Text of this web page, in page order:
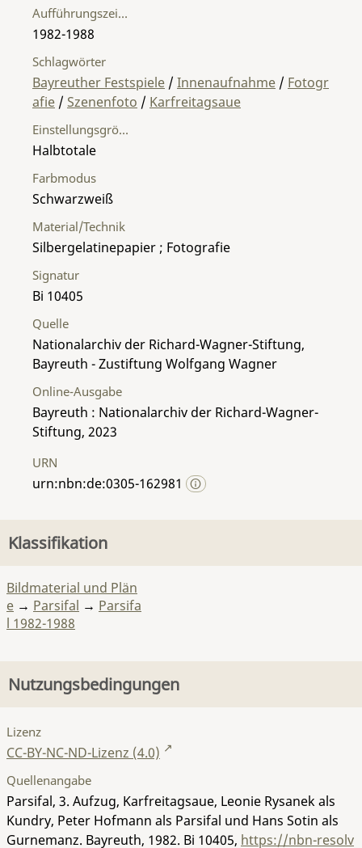
Material/Technik
Silbergelatinepapier ; Fotografie
Einstellungsgröße
Halbtotale
Farbmodus
Schwarzweiß
Aufführungszeitraum
1982-1988
Signatur
Bi 10405
Quelle
Nationalarchiv der Richard-Wagner-Stiftung,
Bayreuth - Zustiftung Wolfgang Wagner
Schlagwörter
Bayreuther Festspiele / Innenaufnahme / Fotogr
afie / Szenenfoto / Karfreitagsaue
Online-Ausgabe
Bayreuth : Nationalarchiv der Richard-Wagner-
Stiftung, 2023
URN
urn:nbn:de:0305-162981
Klassifikation
Bildmaterial und Plän
e → Parsifal → Parsifa
l 1982-1988
Nutzungsbedingungen
Lizenz
CC-BY-NC-ND-Lizenz (4.0)
Quellenangabe
Parsifal, 3. Aufzug, Karfreitagsaue, Leonie Rysanek als
Kundry, Peter Hofmann als Parsifal und Hans Sotin als
Gurnemanz. Bayreuth, 1982. Bi 10405, https://nbn-resolv